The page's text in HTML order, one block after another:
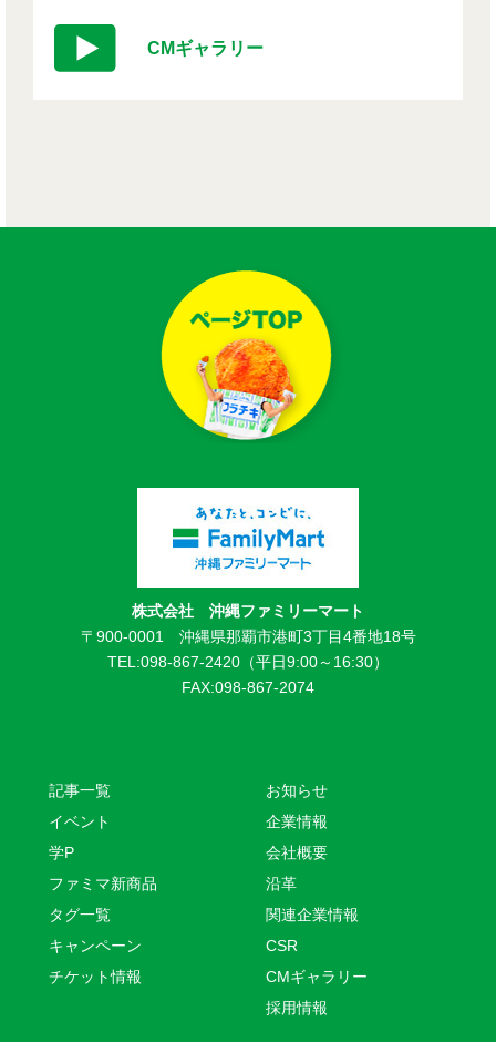
CMギャラリー
株式会社 沖縄ファミリーマート
〒900-0001 沖縄県那覇市港町3丁目4番地18号
TEL:098-867-2420（平日9:00～16:30）
FAX:098-867-2074
記事一覧
イベント
学P
ファミマ新商品
タグ一覧
キャンペーン
チケット情報
お知らせ
企業情報
会社概要
沿革
関連企業情報
CSR
CMギャラリー
採用情報